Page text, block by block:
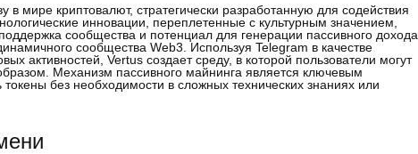
мире криптовалют, стратегически разработанную для содействия
инновации, переплетенные с культурным значением,
сообщества и потенциал для генерации пассивного дохода.
сообщества Web3. Используя Telegram в качестве
активностей, Vertus создает среду, в которой пользователи могут
Механизм пассивного майнинга является ключевым
без необходимости в сложных технических знаниях или